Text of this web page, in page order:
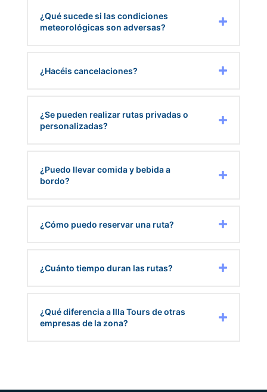
¿Qué sucede si las condiciones
meteorológicas son adversas?
¿Hacéis cancelaciones?
¿Se pueden realizar rutas privadas o
personalizadas?
¿Puedo llevar comida y bebida a
bordo?
¿Cómo puedo reservar una ruta?
¿Cuánto tiempo duran las rutas?
¿Qué diferencia a Illa Tours de otras
empresas de la zona?